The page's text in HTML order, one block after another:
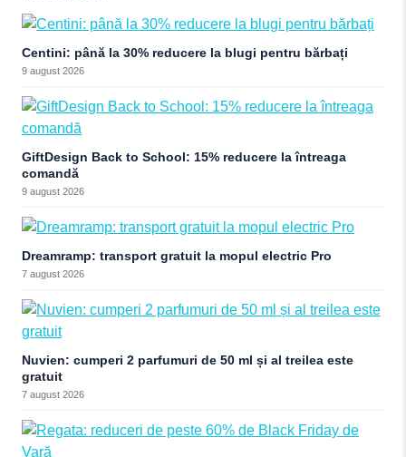
Centini: până la 30% reducere la blugi pentru bărbați
9 august 2026
GiftDesign Back to School: 15% reducere la întreaga
comandă
9 august 2026
Dreamramp: transport gratuit la mopul electric Pro
7 august 2026
Nuvien: cumperi 2 parfumuri de 50 ml și al treilea este
gratuit
7 august 2026